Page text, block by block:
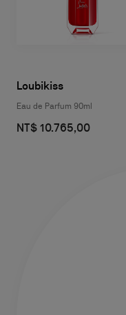
Loubikiss
Eau de Parfum 90ml
NT$ 10.765,00